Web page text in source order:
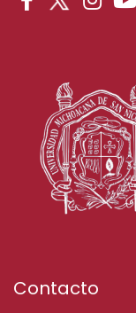
Contacto